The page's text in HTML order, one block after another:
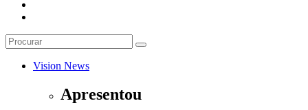
Vision News
Apresentou